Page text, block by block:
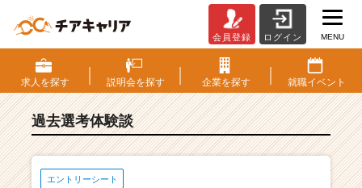
S・
選
考
験
会員登録 ログイン MENU
求人を探す 説明会を探す 企業を探す 就職イベント
過去選考体験談
エントリーシート